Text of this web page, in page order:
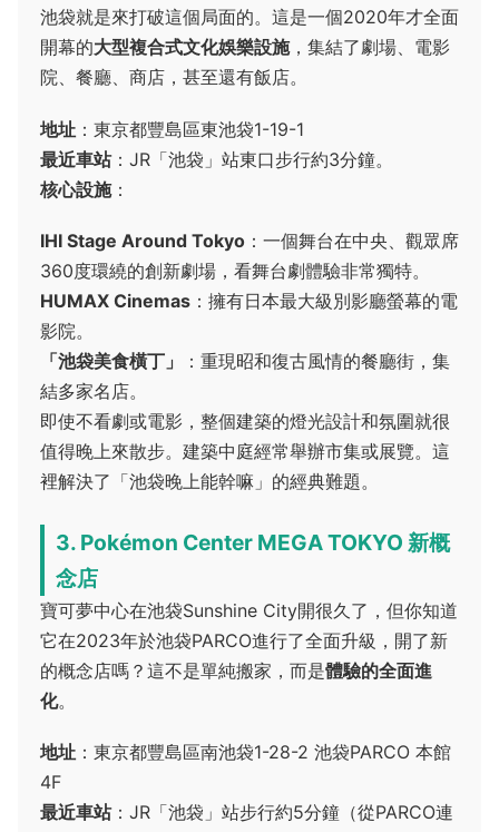
池袋就是來打破這個局面的。這是一個2020年才全面
開幕的大型複合式文化娛樂設施，集結了劇場、電影
院、餐廳、商店，甚至還有飯店。
地址 ：東京都豐島區東池袋1-19-1
最近車站：JR「池袋」站東口步行約3分鐘。
核心設施：
IHI Stage Around Tokyo ：一個舞台在中央、觀眾席
360度環繞的創新劇場，看舞台劇體驗非常獨特。
HUMAX Cinemas ：擁有日本最大級別影廳螢幕的電
影院。
「池袋美食橫丁」
：重現昭和復古風情的餐廳街，集
結多家名店。
即使不看劇或電影，整個建築的燈光設計和氛圍就很
值得晚上來散步。建築中庭經常舉辦市集或展覽。這
裡解決了「池袋晚上能幹嘛」的經典難題。
3. Pokémon Center MEGA TOKYO 新概
念店
寶可夢中心在池袋Sunshine City開很久了，但你知道
它在2023年於池袋PARCO進行了全面升級，開了新
的概念店嗎？這不是單純搬家，而是體驗的全面進
化。
地址 ：東京都豐島區南池袋1-28-2 池袋PARCO 本館
4F
最近車站：JR「池袋」站步行約5分鐘（從PARCO連